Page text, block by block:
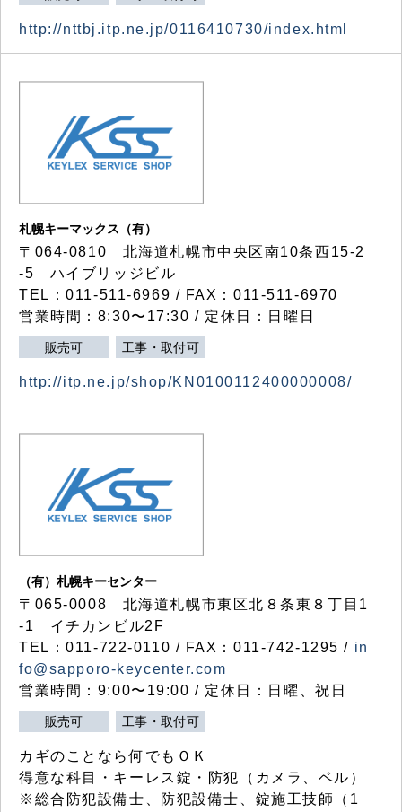
http://nttbj.itp.ne.jp/0116410730/index.html
札幌キーマックス（有）
〒064-0810 北海道札幌市中央区南10条西15-2
-5 ハイブリッジビル
TEL：011-511-6969 / FAX：011-511-6970
営業時間：8:30〜17:30 / 定休日：日曜日
販売可 工事・取付可
http://itp.ne.jp/shop/KN0100112400000008/
（有）札幌キーセンター
〒065-0008 北海道札幌市東区北８条東８丁目1
-1 イチカンビル2F
TEL：011-722-0110 / FAX：011-742-1295 / in
fo@sapporo-keycenter.com
営業時間：9:00〜19:00 / 定休日：日曜、祝日
販売可 工事・取付可
カギのことなら何でもＯＫ
得意な科目・キーレス錠・防犯（カメラ、ベル）
※総合防犯設備士、防犯設備士、錠施工技師（1